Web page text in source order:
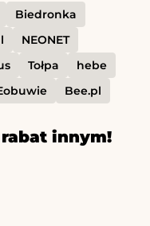
Biedronka
NEONET
Tołpa
hebe
Bee.pl
rabat innym!